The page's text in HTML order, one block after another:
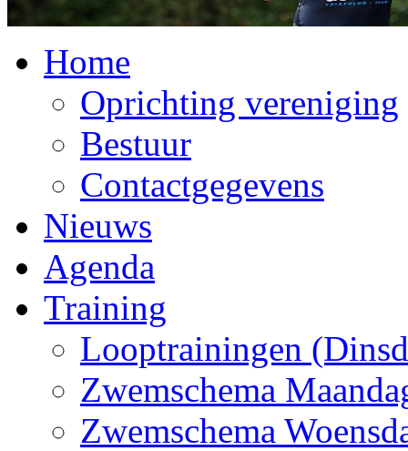
Home
Oprichting vereniging
Bestuur
Contactgegevens
Nieuws
Agenda
Training
Looptrainingen
Zwemschema
Zwemschema